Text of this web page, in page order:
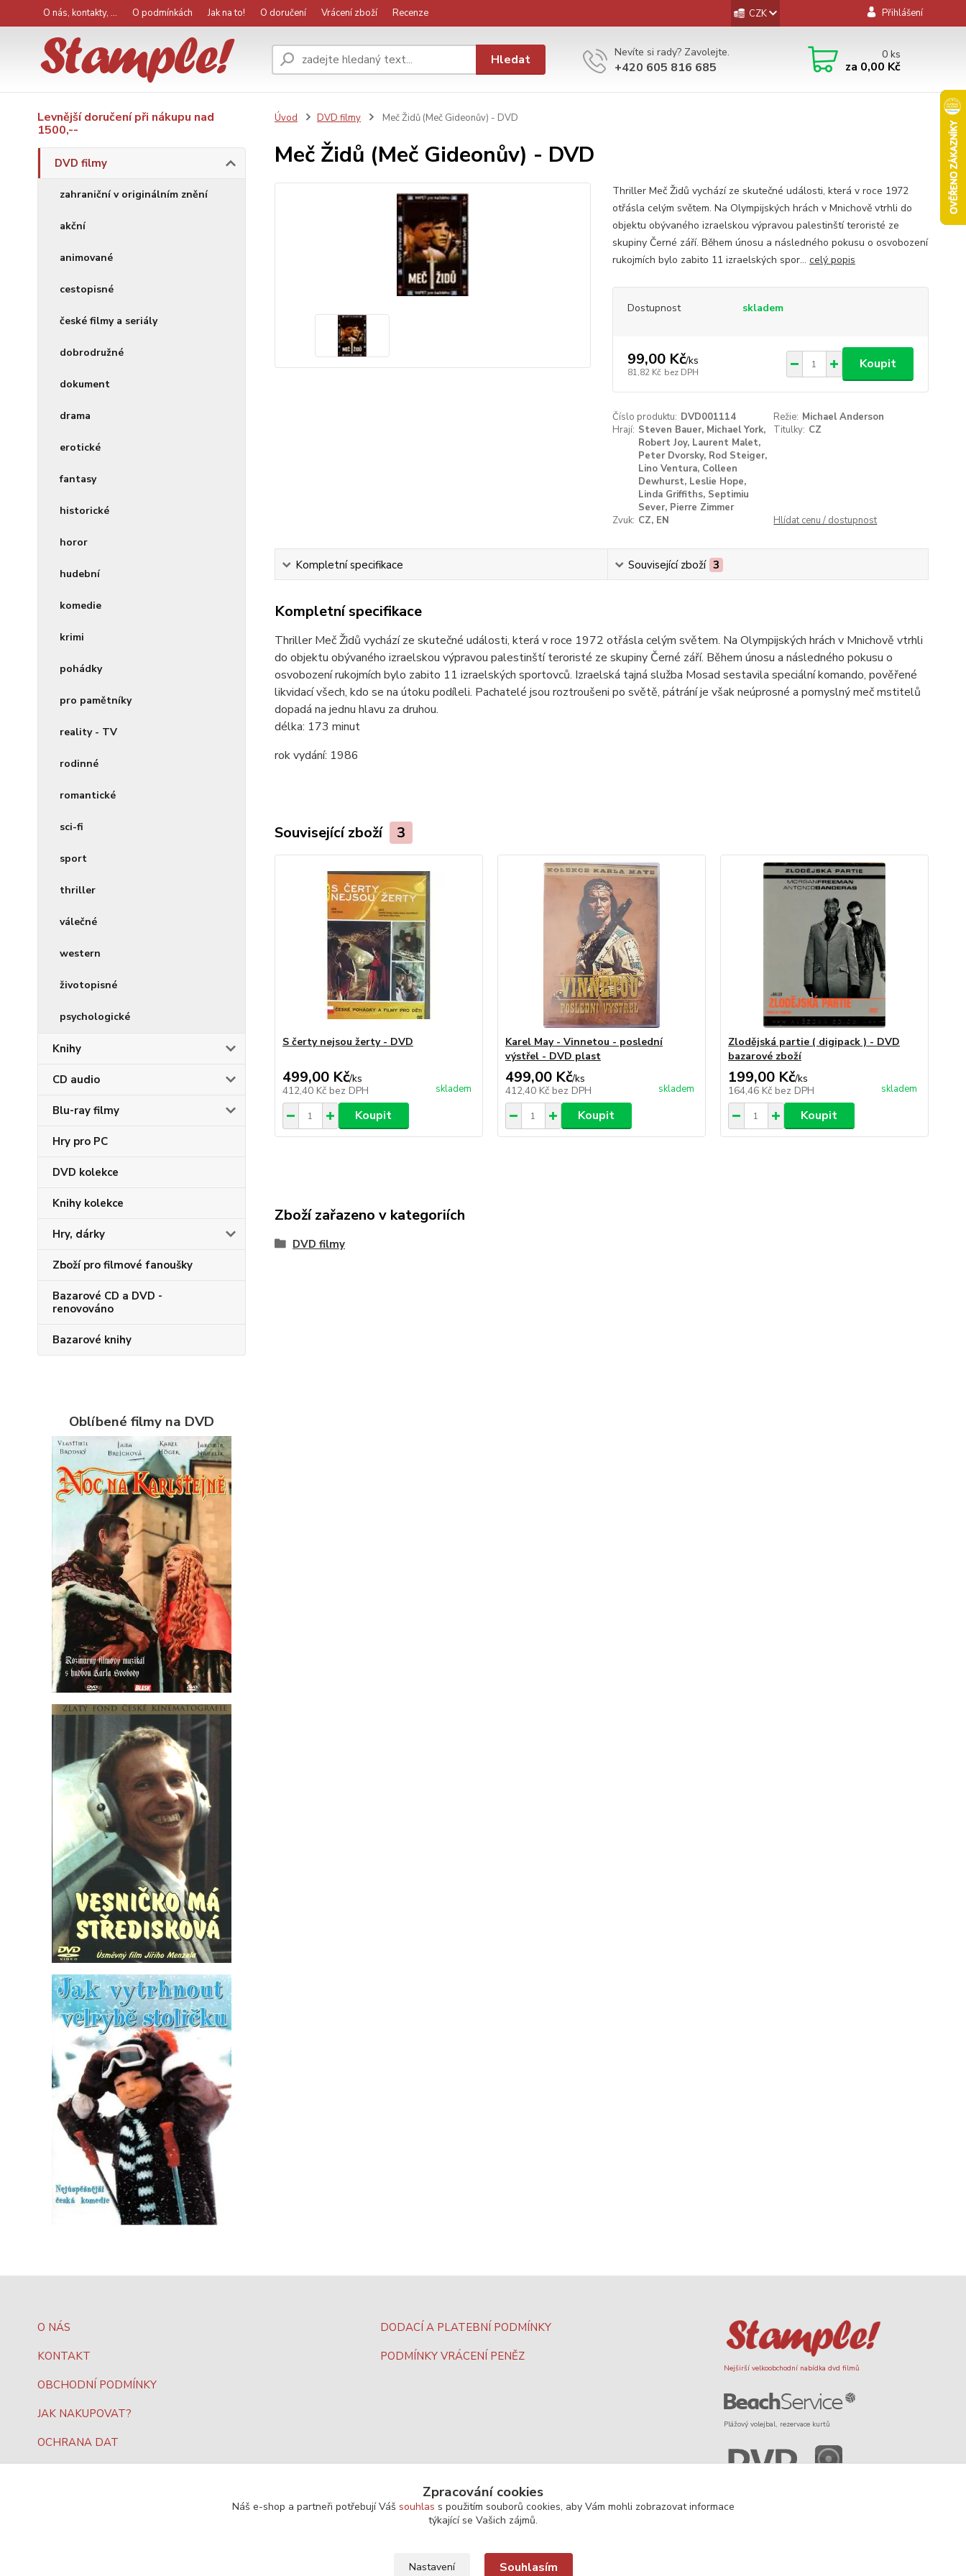
O nás, kontakty, ... O podmínkách Jak na to! O doručení Vrácení zboží Recenze CZK Přihlášení
Hledat Nevíte si rady? Zavolejte.
+420 605 816 685
0ks
za 0,00 Kč
Levnější doručení při nákupu nad
1500,--
DVD filmy
zahraniční v originálním znění
akční
animované
cestopisné
české filmy a seriály
dobrodružné
dokument
drama
erotické
fantasy
historické
horor
hudební
komedie
krimi
pohádky
pro pamětníky
reality - TV
rodinné
romantické
sci-fi
sport
thriller
válečné
western
životopisné
psychologické
Knihy
CD audio
Blu-ray filmy
Hry pro PC
DVD kolekce
Knihy kolekce
Hry, dárky
Zboží pro filmové fanoušky
Bazarové CD a DVD -
renovováno
Bazarové knihy
Oblíbené filmy na DVD
Úvod DVD filmy Meč Židů (Meč Gideonův) - DVD
Meč Židů (Meč Gideonův) - DVD
Thriller Meč Židů vychází ze skutečné události, která v roce 1972
otřásla celým světem. Na Olympijských hrách v Mnichově vtrhli do
objektu obývaného izraelskou výpravou palestinští teroristé ze
skupiny Černé září. Během únosu a následného pokusu o osvobození
rukojmích bylo zabito 11 izraelských spor... celý popis
Dostupnost skladem
99,00 Kč/ks
81,82 Kč bez DPH
Koupit
Číslo produktu: DVD001114 Režie: Michael Anderson
Hrají: Steven Bauer, Michael York,
Robert Joy, Laurent Malet,
Peter Dvorsky, Rod Steiger,
Lino Ventura, Colleen
Dewhurst, Leslie Hope,
Linda Griffiths, Septimiu
Sever, Pierre Zimmer
Titulky: CZ
Zvuk: CZ, EN Hlídat cenu / dostupnost
Kompletní specifikace Související zboží 3
Kompletní specifikace
Thriller Meč Židů vychází ze skutečné události, která v roce 1972 otřásla celým světem. Na Olympijských hrách v Mnichově vtrhli
do objektu obývaného izraelskou výpravou palestinští teroristé ze skupiny Černé září. Během únosu a následného pokusu o
osvobození rukojmích bylo zabito 11 izraelských sportovců. Izraelská tajná služba Mosad sestavila speciální komando, pověřené
likvidací všech, kdo se na útoku podíleli. Pachatelé jsou roztroušeni po světě, pátrání je však neúprosné a pomyslný meč mstitelů
dopadá na jednu hlavu za druhou.
délka: 173 minut
rok vydání: 1986
Související zboží 3
S čerty nejsou žerty - DVD
499,00 Kč/ks
412,40 Kč bez DPH skladem
Koupit
Karel May - Vinnetou - poslední
výstřel - DVD plast
499,00 Kč/ks
412,40 Kč bez DPH skladem
Koupit
Zlodějská partie ( digipack ) - DVD
bazarové zboží
199,00 Kč/ks
164,46 Kč bez DPH skladem
Koupit
Zboží zařazeno v kategoriích
DVD filmy
O NÁS
KONTAKT
OBCHODNÍ PODMÍNKY
JAK NAKUPOVAT?
OCHRANA DAT
DODACÍ A PLATEBNÍ PODMÍNKY
PODMÍNKY VRÁCENÍ PENĚZ
Nejširší velkoobchodní nabídka dvd filmů
Plážový volejbal, rezervace kurtů
Zpracování cookies
Náš e-shop a partneři potřebují Váš souhlas s použitím souborů cookies, aby Vám mohli zobrazovat informace
týkající se Vašich zájmů.
Nastavení Souhlasím